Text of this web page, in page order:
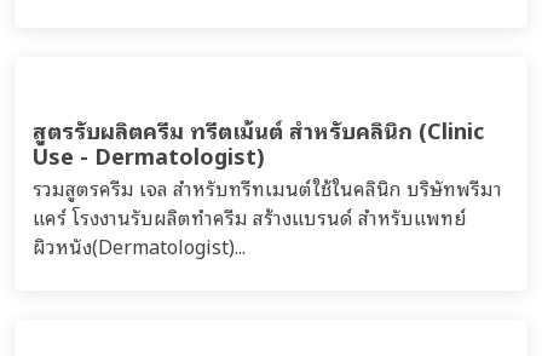
สูตรรับผลิตครีม ทรีตเม้นต์ สำหรับคลินิก (Clinic
Use - Dermatologist)
รวมสูตรครีม เจล สำหรับทรีทเมนต์ใช้ในคลินิก บริษัทพรีมา
แคร์ โรงงานรับผลิตทำครีม สร้างแบรนด์ สำหรับแพทย์
ผิวหนัง(Dermatologist)...